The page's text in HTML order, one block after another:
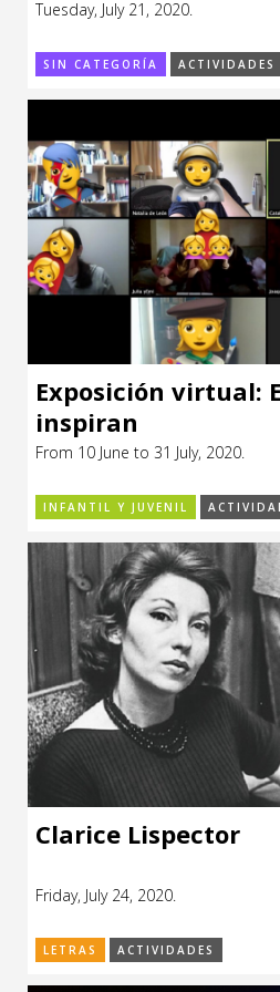
Espacio itinerante de
Formación
Infantil y Juvenil
Letras
Medio Ambiente
Sin categoría
Tuesday, July 21, 2020.
SIN CATEGORÍA ACTIVIDADES
Exposición virtual:
inspiran
From 10 June to 31 July, 2020.
INFANTIL Y JUVENIL
Clarice Lispector
Friday, July 24, 2020.
LETRAS ACTIVIDADES